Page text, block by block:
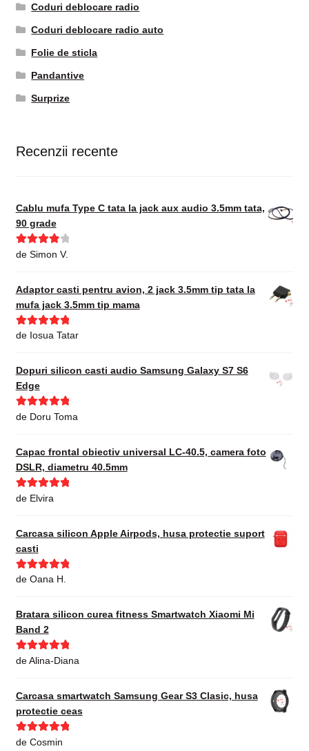
Coduri deblocare radio
Coduri deblocare radio auto
Folie de sticla
Pandantive
Surprize
Recenzii recente
Cablu mufa Type C tata la jack aux audio 3.5mm tata,
90 grade
Evaluat la
de Simon V.
Adaptor casti pentru avion, 2 jack 3.5mm tip tata la
mufa jack 3.5mm tip mama
Evaluat la5
de Iosua Tatar
Dopuri silicon casti audio Samsung Galaxy S7 S6
Edge
Evaluat la5
de Doru Toma
Capac frontal obiectiv universal LC-40.5, camera foto
DSLR, diametru 40.5mm
Evaluat la
de Elvira
Carcasa silicon Apple Airpods, husa protectie suport
casti
Evaluat la5
de Oana H.
Bratara silicon curea fitness Smartwatch Xiaomi Mi
Band 2
Evaluat la5
de Alina-Diana
Carcasa smartwatch Samsung Gear S3 Clasic, husa
protectie ceas
Evaluat la5
de Cosmin